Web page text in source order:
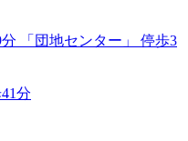
「団地センター」 停歩3
分